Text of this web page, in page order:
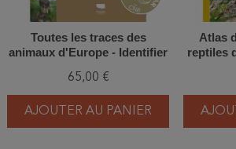
Toutes les traces des
animaux d'Europe - Identifier
indices
65,00 €
AJOUTER AU PANIER
Atlas
reptiles